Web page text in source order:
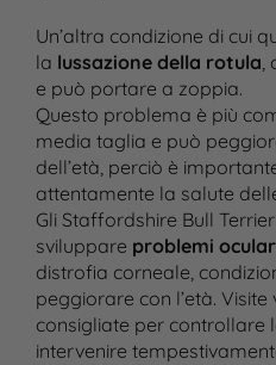
Un’altra condizione di cui
la lussazione della rotula,
e può portare a zoppia.
Questo problema è più
media taglia e può
dell’età, perciò è
attentamente la salute
Gli Staffordshire Bull
sviluppare problemi
distrofia corneale,
peggiorare con l’età.
consigliate per controllare
intervenire